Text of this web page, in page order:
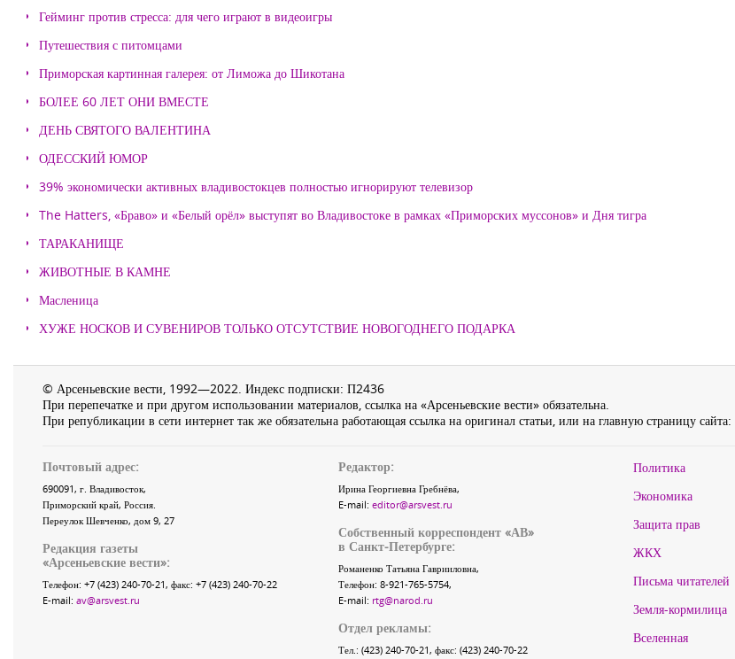
Гейминг против стресса: для чего играют в видеоигры
Путешествия с питомцами
Приморская картинная галерея: от Лиможа до Шикотана
БОЛЕЕ 60 ЛЕТ ОНИ ВМЕСТЕ
ДЕНЬ СВЯТОГО ВАЛЕНТИНА
ОДЕССКИЙ ЮМОР
39% экономически активных владивостокцев полностью игнорируют телевизор
The Hatters, «Браво» и «Белый орёл» выступят во Владивостоке в рамках «Приморских муссонов» и Дня тигра
ТАРАКАНИЩЕ
ЖИВОТНЫЕ В КАМНЕ
Масленица
ХУЖЕ НОСКОВ И СУВЕНИРОВ ТОЛЬКО ОТСУТСТВИЕ НОВОГОДНЕГО ПОДАРКА
© Арсеньевские вести, 1992—2022. Индекс подписки: П2436
При перепечатке и при другом использовании материалов, ссылка на «Арсеньевские вести» обязательна.
При републикации в сети интернет так же обязательна работающая ссылка на оригинал статьи, или на главную страницу сайта:
Почтовый адрес:
690091, г. Владивосток,
Приморский край, Россия.
Переулок Шевченко, дом 9, 27
Редакция газеты
«Арсеньевские вести»:
Телефон: +7 (423) 240-70-21, факс: +7 (423) 240-70-22
E-mail: av@arsvest.ru
Редактор:
Ирина Георгиевна Гребнёва,
E-mail: editor@arsvest.ru
Собственный корреспондент «АВ»
в Санкт-Петербурге:
Романенко Татьяна Гаврииловна,
Телефон: 8-921-765-5754,
E-mail: rtg@narod.ru
Отдел рекламы:
Тел.: (423) 240-70-21, факс: (423) 240-70-22
Политика
Экономика
Защита прав
ЖКХ
Письма читателей
Земля-кормилица
Вселенная